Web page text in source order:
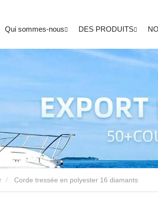
Qui sommes-nous DES PRODUITS
Corde tressée en polyester 16 diamants